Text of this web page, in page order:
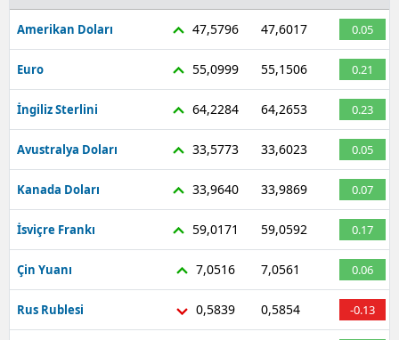
Amerikan Doları 47,5796 47,6017 0.05
Euro 55,0999 55,1506 0.21
İngiliz Sterlini 64,2284 64,2653 0.23
Avustralya Doları 33,5773 33,6023 0.05
Kanada Doları 33,9640 33,9869 0.07
İsviçre Frankı 59,0171 59,0592 0.17
Çin Yuanı 7,0516 7,0561 0.06
Rus Rublesi 0,5839 0,5854 -0.13